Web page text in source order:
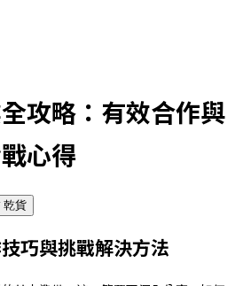
攻略：有效合作與
心得
乾貨
巧與挑戰解決方法